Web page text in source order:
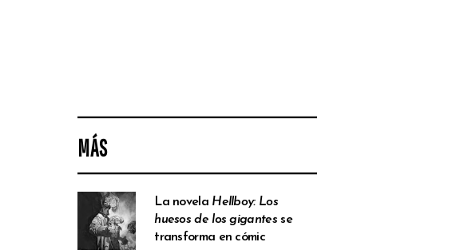
MÁS
La novela Hellboy: Los
huesos de los gigantesse
transforma en cómic